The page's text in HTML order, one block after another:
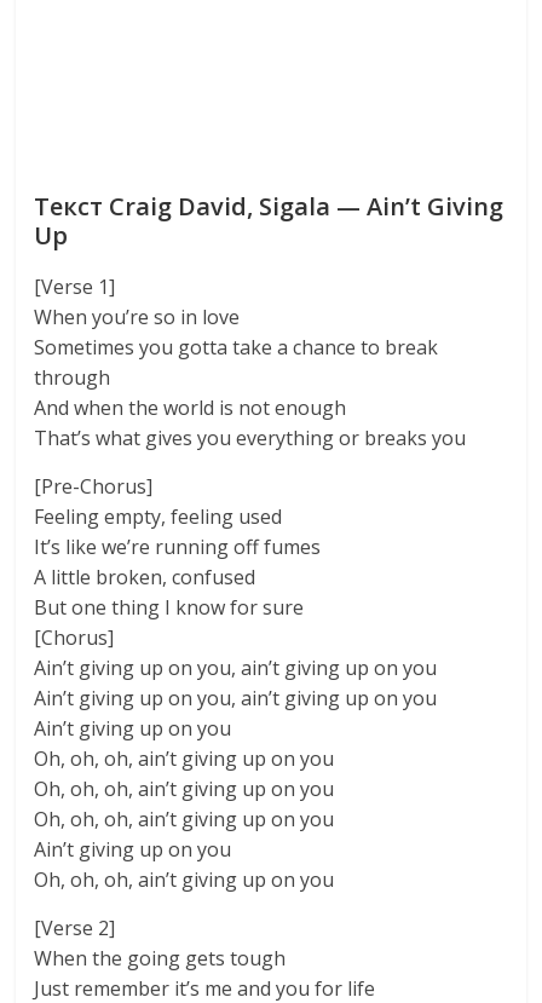
Текст Craig David, Sigala — Ain’t Giving
Up
[Verse 1]
When you’re so in love
Sometimes you gotta take a chance to break
through
And when the world is not enough
That’s what gives you everything or breaks you
[Pre-Chorus]
Feeling empty, feeling used
It’s like we’re running off fumes
A little broken, confused
But one thing I know for sure
[Chorus]
Ain’t giving up on you, ain’t giving up on you
Ain’t giving up on you, ain’t giving up on you
Ain’t giving up on you
Oh, oh, oh, ain’t giving up on you
Oh, oh, oh, ain’t giving up on you
Oh, oh, oh, ain’t giving up on you
Ain’t giving up on you
Oh, oh, oh, ain’t giving up on you
[Verse 2]
When the going gets tough
Just remember it’s me and you for life